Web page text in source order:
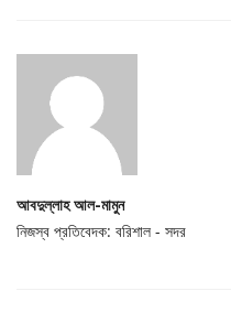
আবদুল্লাহ আল-মামুন
নিজস্ব প্রতিবেদক: বরিশাল - সদর